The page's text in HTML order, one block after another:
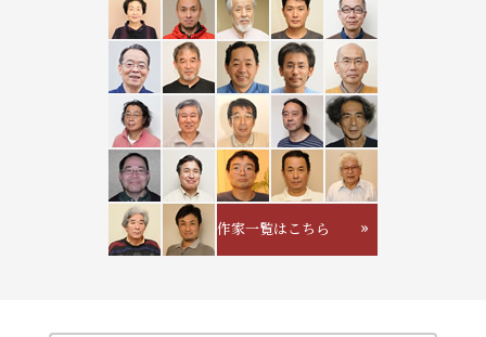
作家一覧はこちら